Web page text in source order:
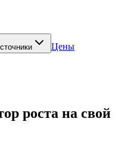
Цены
роста на свой